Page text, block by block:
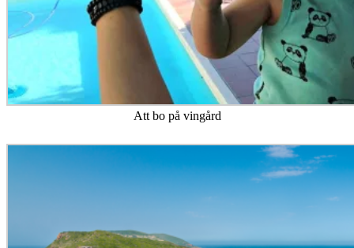
Att bo på vingård